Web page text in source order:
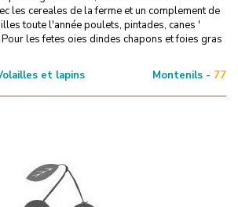
les cereales de la ferme et un complement de
toute l'année poulets, pintades, canes '
les fetes oies dindes chapons et foies gras
et lapins Montenils - 77